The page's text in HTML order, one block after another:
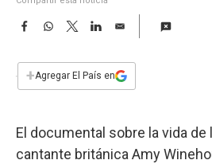
F
e
b
k
W
s
p
T
w
t
L
n
E
i
l
+Agregar El País en
El documental sobre la vida de
cantante británica Amy